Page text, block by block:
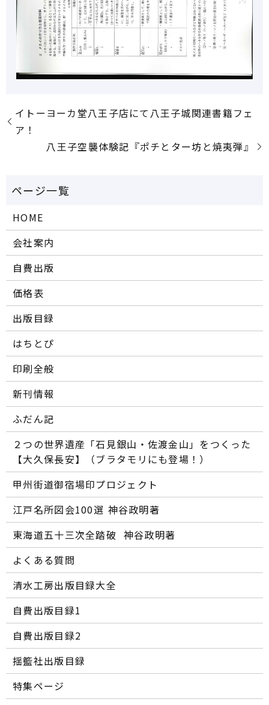
イトーヨーカ堂八王子店にて八王子城関連書籍フェ
ア！
八王子空襲体験記『ポチとター坊と焼夷弾』
HOME
会社案内
自費出版
価格表
出版目録
はちとぴ
印刷全般
新刊情報
ふだん記
２つの世界遺産「石見銀山・佐渡金山」をつくった
【大久保長安】（ブラタモリにも登場！）
甲州街道御宿場印プロジェクト
江戸名所図会100選―― 神谷政明著
東海道五十三次全踏破 ―― 神谷政明著
よくある質問
清水工房出版目録大全
自費出版目録1
自費出版目録2
揺籃社出版目録
特集ページ